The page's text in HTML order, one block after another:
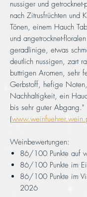
nussiger und
nach Zitrusfrüchten und
Tönen, einem Hauch
und angetrocknet-
geradlinige, etwas
deutlich nussigen, zart
buttrigen Aromen, sehr
Gerbstoff, hefige
Nachhaltigkeit, ein
bis sehr guter Abgang."
(
Weinbewertungen:
86/100 Punkte auf
86/100 Punkte im
86/100 Punkte im
2026